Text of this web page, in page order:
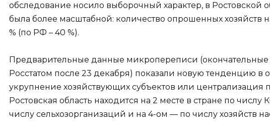
обследование носило выборочный характер, в Ростовской
была более масштабной: количество опрошенных хозяйств
% (по РФ – 40 %).
Предварительные данные микропереписи (окончательные
Росстатом после 23 декабря) показали новую тенденцию в
укрупнение хозяйствующих субъектов или централизация
Ростовская область находится на 2 месте в стране по
числу сельхозорганизаций и на 4-ом — по числу хозяйств